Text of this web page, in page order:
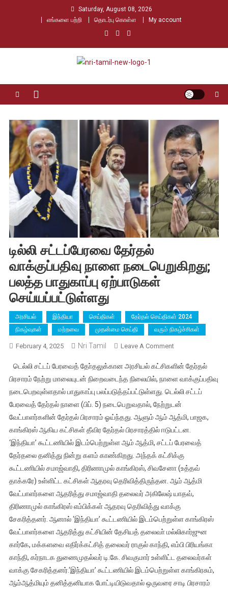
Saturday, August 08, 2026
எங்களை பற்றி
தொடர்பு கொள்ள My account
Nri Tamil
டில்லி சட்டப்பேரவை தேர்தல்
வாக்குப்பதிவு நாளை நடைபெறுகிறது;
பலத்த பாதுகாப்பு ஏற்பாடுகள்
செய்யப்பட்டுள்ளது
அரசியல் இந்தியா செய்திகள்
தேர்தல் செய்திகள் 2024
நிகழ்வுகள்
மற்றவை முதன்மை செய்தி வரும் நிகழ்ச்சிகள்
February 4, 2025 Nri Tamil Leave A CommentOn
சட்டப்பேரவை
தேர்தல்
வாக்குப்பதிவு
நாளை
நடைபெறுகிறது;
பலத்த
பாதுகாப்பு
ஏற்பாடுகள்
செய்யப்பட்டுள்ளது
டெல்லி சட்டப் பேரவைத் தோ்தலுக்கான அரசியல் கட்சிகளின் தேர்தல்
பிரசாரம் நேற்று மாலையுடன் நிறைவடைந்த நிலையில், நாளை வாக்குப்பதிவு
நடைபெறவுள்ளதால் பாதுகாப்பு பலப்படுத்தப்பட்டுள்ளது. டெல்லி சட்டப்
பேரவைத் தேர்தல் நாளை (பிப். 5) நடைபெறுவதால், நேற்றுடன்
வேட்பாளர்களின் தேர்தல் பிரசாரம் ஓய்ந்தது. ஆளும் ஆம் ஆத்மி, பாஜக,
காங்கிரஸ் ஆகிய கட்சிகள் தீவிர தேர்தல் பிரசாரத்தில் ஈடுபட்டன.
‘இந்தியா’ கூட்டணியில் இடம்பெற்றுள்ள ஆம் ஆத்மி, சட்டப் பேரவைத்
தேர்தலை தனித்து நின்று களம் காண்கிறது. அந்தக் கட்சிக்கு
கூட்டணியில் சமாஜ்வாதி, திரிணாமுல் காங்கிரஸ், சிவசேனா (உத்தவ்
தாக்கரே) உள்ளிட்ட கட்சிகள் ஆதரவு தெரிவித்திருந்தன. ஆம் ஆத்மி
வேட்பாளர்களை ஆதரித்து சமாஜ்வாதி தலைவர் அகிலேஷ் யாதவ்,
திரிணாமுல் காங்கிரஸ் எம்பிக்கள் ஆதரவு தெரிவித்து வாக்கு
சேகரித்தனர். ஆனால் ‘இந்தியா’ கூட்டணியில் இடம்பெற்றுள்ள காங்கிரஸ்
வேட்பாளர்களை ஆதரித்து கட்சியின் தேசியத் தலைவா் மல்லிகார்ஜுன
கார்கே, மக்களவை எதிர்க்கட்சித் தலைவர் ராகுல் காந்தி, எம்பி பிரியங்கா
காந்தி, கர்நாடக துணைமுதல்வர் டி.கே. சிவகுமார் உள்ளிட்ட தலைவர்கள்
வாக்கு சேகரித்தனர்.‘இந்தியா’ கூட்டணியில் இடம்பெற்றுள்ள காங்கிரசும்,
ஆம்ஆத்மியும் தனித்தனியாக போட்டியிடுவதால் ஒருவரை சாடி பிரசாரம்